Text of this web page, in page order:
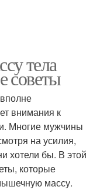
тела
советы
внимания к
Многие мужчины
на усилия,
хотели бы. В этой
которые
массу.